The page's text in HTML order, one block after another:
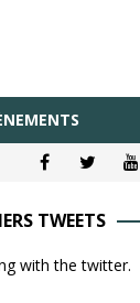
TWEETS
with the twitter.